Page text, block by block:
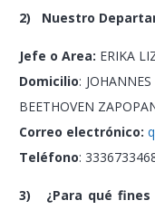
2) Nuestro
Jefe o Area: ERIKA
Domicilio:
BEETHOVEN
Correo electrónico:
Teléfono:
3) ¿Para qué fines